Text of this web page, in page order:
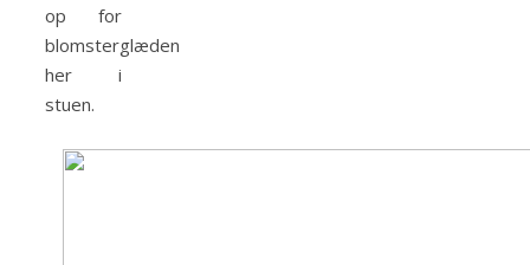
op for
blomsterglæden
her i
stuen.